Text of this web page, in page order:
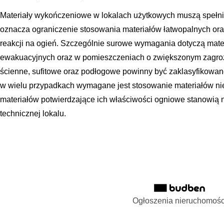
Materiały wykończeniowe w lokalach użytkowych muszą
oznacza ograniczenie stosowania materiałów łatwopalnych
reakcji na ogień. Szczególnie surowe wymagania dotyczą
ewakuacyjnych oraz w pomieszczeniach o zwiększonym
ścienne, sufitowe oraz podłogowe powinny być
w wielu przypadkach wymagane jest stosowanie materiałów
materiałów potwierdzające ich właściwości ogniowe
technicznej lokalu.
Ogłoszenia